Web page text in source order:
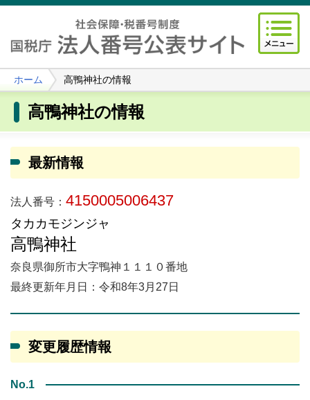
ホーム 高鴨神社の情報
高鴨神社の情報
最新情報
法人番号： 4150005006437
タカカモジンジャ
高鴨神社
奈良県御所市大字鴨神１１１０番地
最終更新年月日：令和8年3月27日
変更履歴情報
No.1